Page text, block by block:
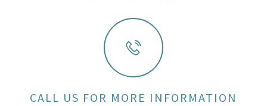
CALL US FOR MORE INFORMATION